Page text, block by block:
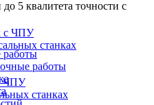
с ЧПУ
станках
ЧПУ
станках
5 квалитета точности с
работы
работы